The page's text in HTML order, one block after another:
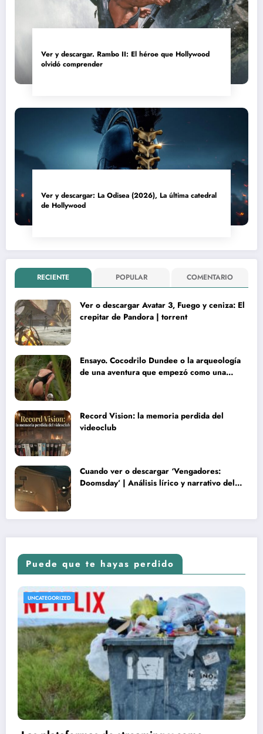
Ver y descargar. Rambo II: El héroe que Hollywood
olvidó comprender
Ver y descargar: La Odisea (2026), La última catedral
de Hollywood
RECIENTE POPULAR COMENTARIO
Ver o descargar Avatar 3, Fuego y ceniza: El
crepitar de Pandora | torrent
Ensayo. Cocodrilo Dundee o la arqueología
de una aventura que empezó como una
Record Vision: la memoria perdida del
videoclub
Cuando ver o descargar ‘Vengadores:
Doomsday’ | Análisis lírico y narrativo del
Puede que te hayas perdido
UNCATEGORIZED